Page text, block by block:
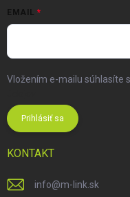
EMAIL
Vložením e-mailu súhlasíte s
Prihlásiť sa
KONTAKT
info@m-link.sk